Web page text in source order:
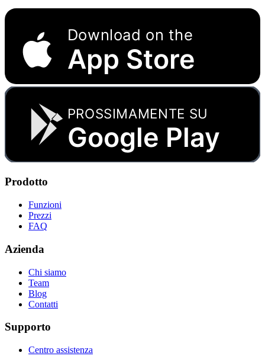
Download on the
App Store
PROSSIMAMENTE SU
Google Play
Prodotto
Funzioni
Prezzi
FAQ
Azienda
Chi siamo
Team
Blog
Contatti
Supporto
Centro assistenza